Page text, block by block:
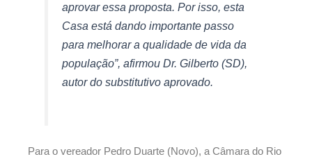
aprovar essa proposta. Por isso, esta
Casa está dando importante passo
para melhorar a qualidade de vida da
população”, afirmou Dr. Gilberto (SD),
autor do substitutivo aprovado.
Para o vereador Pedro Duarte (Novo), a Câmara do Rio